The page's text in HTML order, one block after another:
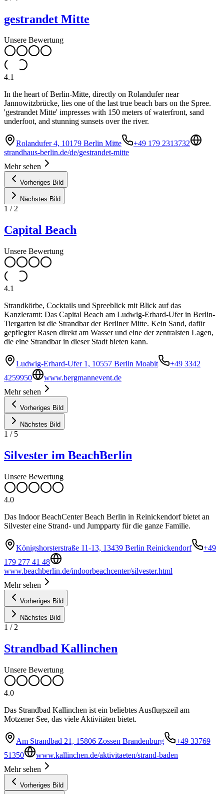
gestrandet Mitte
Unsere Bewertung
4.1
In the heart of Berlin-Mitte, directly on Rolandufer near
Jannowitzbrücke, lies one of the last true beach bars on the Spree.
'gestrandet Mitte' impresses with 150 meters of waterfront, sand
underfoot, and stunning sunsets over the river.
Rolandufer 4, 10179 Berlin Mitte
+49 179 2313732
strandhaus-berlin.de/de/gestrandet-mitte
Mehr sehen
Vorheriges Bild
Nächstes Bild
1 /2
Capital Beach
Unsere Bewertung
4.1
Strandkörbe, Cocktails und Spreeblick mit Blick auf das
Kanzleramt: Das Capital Beach am Ludwig-Erhard-Ufer in Berlin-
Tiergarten ist die Strandbar der Berliner Mitte. Kein Sand, dafür
gepflegter Rasen direkt am Wasser und eine der zentralsten Lagen,
die eine Strandbar in dieser Stadt bieten kann.
Ludwig-Erhard-Ufer 1, 10557 Berlin Moabit
+49 3342
4259950
www.bergmannevent.de
Mehr sehen
Vorheriges Bild
Nächstes Bild
1 / 5
Silvester im BeachBerlin
Unsere Bewertung
4.0
Das Indoor BeachCenter Beach Berlin in Reinickendorf bietet an
Silvester eine Strand- und Jumpparty für die ganze Familie.
Königshorsterstraße 11-13, 13439 Berlin Reinickendorf
+49
179 277 41 48
www.beachberlin.de/indoorbeachcenter/silvester.html
Mehr sehen
Vorheriges Bild
Nächstes Bild
1 / 2
Strandbad Kallinchen
Unsere Bewertung
4.0
Das Strandbad Kallinchen ist ein beliebtes Ausflugszeil am
Motzener See, das viele Aktivitäten bietet.
Am Strandbad 21, 15806 Zossen Brandenburg
+49 33769
51350
www.kallinchen.de/aktivitaeten/strand-baden
Mehr sehen
Vorheriges Bild